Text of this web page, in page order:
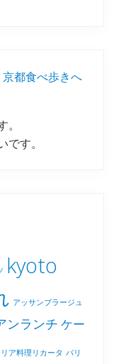
す。
kyoto
アッサンブラージュ
ンランチ ケー
ア料理リカータ バリ